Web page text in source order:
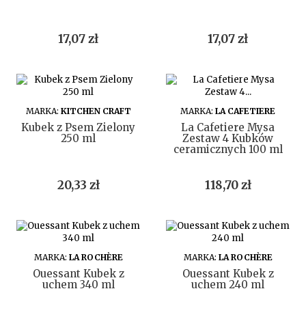
Cena
17,07 zł Cena
17,07 zł
DO KOSZYKA
MARKA: KITCHEN CRAFT
Kubek z Psem Zielony
250 ml
Cena
20,33 zł
DO KOSZYKA
MARKA: LA CAFETIERE
La Cafetiere Mysa
Zestaw 4 Kubków
ceramicznych 100 ml
Cena
118,70 zł
DO KOSZYKA
MARKA: LA ROCHÈRE
Ouessant Kubek z
uchem 340 ml
DO KOSZYKA
MARKA: LA ROCHÈRE
Ouessant Kubek z
uchem 240 ml